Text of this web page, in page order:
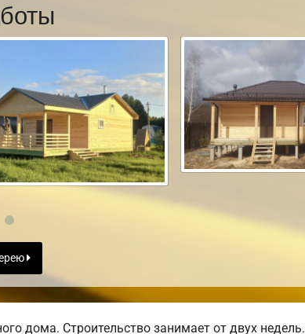
дома. Строительство занимает от двух недель.